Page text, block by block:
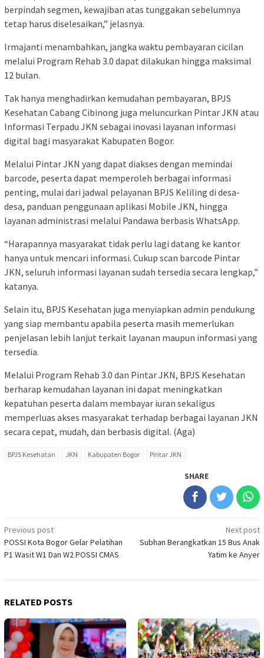
berpindah segmen, kewajiban atas tunggakan sebelumnya
tetap harus diselesaikan,” jelasnya.
Irmajanti menambahkan, jangka waktu pembayaran cicilan
melalui Program Rehab 3.0 dapat dilakukan hingga maksimal
12 bulan.
Tak hanya menghadirkan kemudahan pembayaran, BPJS
Kesehatan Cabang Cibinong juga meluncurkan Pintar JKN atau
Informasi Terpadu JKN sebagai inovasi layanan informasi
digital bagi masyarakat Kabupaten Bogor.
Melalui Pintar JKN yang dapat diakses dengan memindai
barcode, peserta dapat memperoleh berbagai informasi
penting, mulai dari jadwal pelayanan BPJS Keliling di desa-
desa, panduan penggunaan aplikasi Mobile JKN, hingga
layanan administrasi melalui Pandawa berbasis WhatsApp.
“Harapannya masyarakat tidak perlu lagi datang ke kantor
hanya untuk mencari informasi. Cukup scan barcode Pintar
JKN, seluruh informasi layanan sudah tersedia secara lengkap,”
katanya.
Selain itu, BPJS Kesehatan juga menyiapkan admin pendukung
yang siap membantu apabila peserta masih memerlukan
penjelasan lebih lanjut terkait layanan maupun informasi yang
tersedia.
Melalui Program Rehab 3.0 dan Pintar JKN, BPJS Kesehatan
berharap kemudahan layanan ini dapat meningkatkan
kepatuhan peserta dalam membayar iuran sekaligus
memperluas akses masyarakat terhadap berbagai layanan JKN
secara cepat, mudah, dan berbasis digital. (Aga)
BPJS Kesehatan JKN Kabupaten Bogor Pintar JKN
SHARE
Post
navigation
Previous post
POSSI Kota Bogor Gelar Pelatihan
P1 Wasit W1 Dan W2 POSSI CMAS
Next post
Subhan Berangkatkan 15 Bus Anak
Yatim ke Anyer
RELATED POSTS